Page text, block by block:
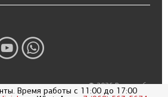
© 2026 Радиоизба
Время работы с 11:00 до 17:00